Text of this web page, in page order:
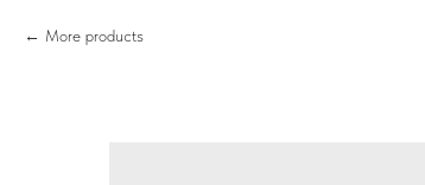
More products